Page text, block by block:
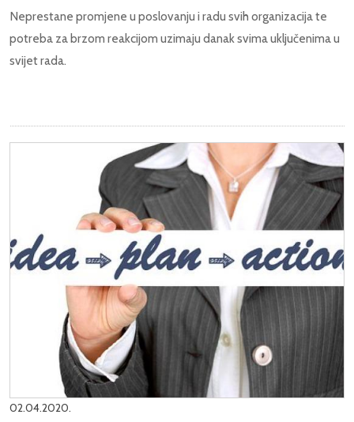
Neprestane promjene u poslovanju i radu svih organizacija te
potreba za brzom reakcijom uzimaju danak svima uključenima u
svijet rada.
02.04.2020.